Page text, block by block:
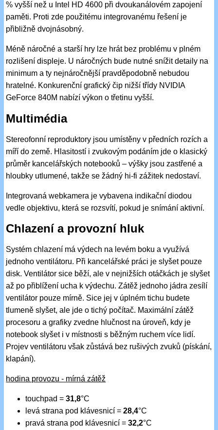
% vyšší než u Intel HD 4600 při dvoukanálovém zapojení
paměti. Proti zde použitému integrovanému řešení je
přibližně dvojnásobný.
Méně náročné a starší hry lze hrát bez problému v plném
rozlišení displeje. U náročných bude nutné snížit detaily na
minimum a ty nejnáročnější pravděpodobně nebudou
hratelné. Konkurenční grafický čip nižší třídy NVIDIA
GeForce 840M nabízí výkon o třetinu vyšší.
Multimédia
Stereofonní reproduktory jsou umístěny v předních rozích a
míří do země. Hlasitostí i zvukovým podáním jde o klasický
průměr kancelářských notebooků – výšky jsou zastřené a
hloubky utlumené, takže se žádný hi-fi zážitek nedostaví.
Integrovaná webkamera je vybavena indikační diodou
vedle objektivu, která se rozsvítí, pokud je snímání aktivní.
Chlazení a provozní hluk
Systém chlazení má výdech na levém boku a využívá
jednoho ventilátoru. Při kancelářské práci je slyšet pouze
disk. Ventilátor sice běží, ale v nejnižších otáčkách je slyšet
až po přiblížení ucha k výdechu. Zátěž jednoho jádra zesílí
ventilátor pouze mírně. Sice jej v úplném tichu budete
tlumeně slyšet, ale jde o tichý počítač. Maximální zátěž
procesoru a grafiky zvedne hlučnost na úroveň, kdy je
notebook slyšet i v místnosti s běžným ruchem více lidí.
Projev ventilátoru však zůstává bez rušivých zvuků (pískání,
klapání).
hodina provozu - mírná zátěž
touchpad =31,8°C
levá strana pod klávesnicí =28,4°C
pravá strana pod klávesnicí =32,2°C